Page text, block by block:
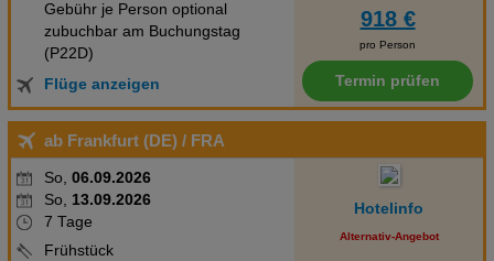
Gebühr je Person optional
zubuchbar am Buchungstag
(P22D)
Flüge anzeigen
918 €
pro Person
Termin prüfen
ab Frankfurt (DE) / FRA
So, 06.09.2026
So, 13.09.2026
7 Tage
Frühstück
Hotelinfo
Alternativ-Angebot